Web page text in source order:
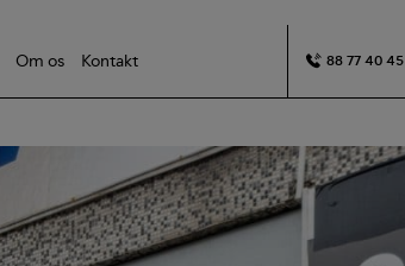
88 77 40 45
Om os Kontakt